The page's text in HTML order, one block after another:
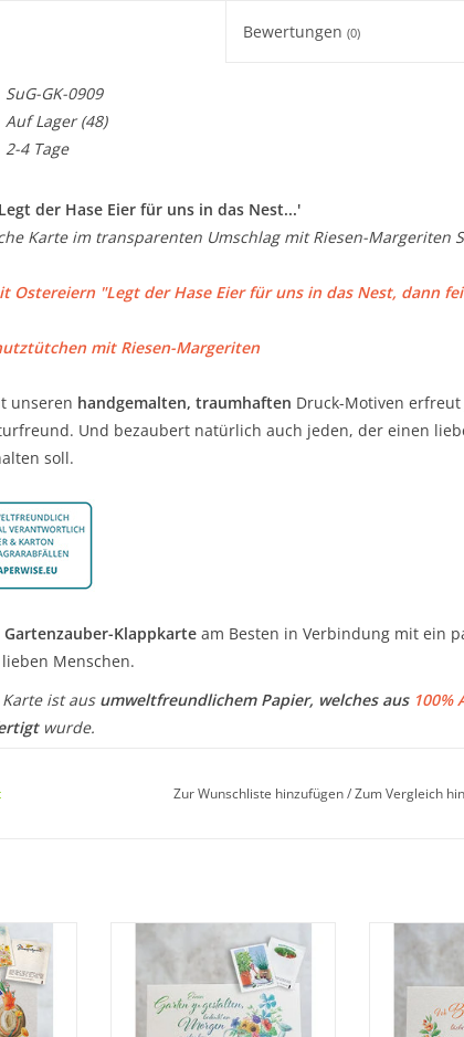
Bewertungen(0)
SuG-GK-0909
Auf Lager(48)
2-4 Tage
der Hase Eier für uns in das Nest...'
Karte im transparenten Umschlag mit Riesen-Margeriten
Ostereiern "Legt der Hase Eier für uns in das Nest, dann
mit Riesen-Margeriten
unseren handgemalten, traumhaften Druck-Motiven
Und bezaubert natürlich auch jeden, der einen
soll.
Gartenzauber-Klappkarteam Besten in Verbindung mit ein
Menschen.
Karte ist aus umweltfreundlichem Papier, welches aus 100%
wurde.
Karte:
Hochformat - geschlossen: 108 x 154 mm (Breite x
x 154 mm (Breite x Höhe).
Umschlag: 162 x 114 mm (Breite x Höhe). Aus
edlem
Verschluss-Klappe.
Zur Wunschliste hinzufügen/Zum Vergleich
unseren
jeden
Die Saat-Grußkarte mit unseren
handgemalten, traumhaften
Druck-Motiven erfreut jeden
Garten-, Blumen- und
Naturfreund. Umweltfreundlich
Druck-